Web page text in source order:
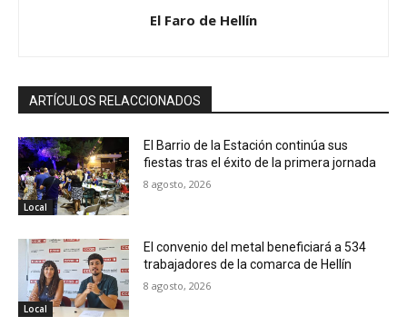
El Faro de Hellín
ARTÍCULOS RELACCIONADOS
Local
El Barrio de la Estación continúa sus
fiestas tras el éxito de la primera jornada
8 agosto, 2026
Local
El convenio del metal beneficiará a 534
trabajadores de la comarca de Hellín
8 agosto, 2026